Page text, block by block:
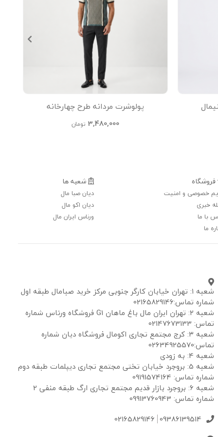
پولوشرت مردانه طرح چهارخانه
3,480,000 تومان
فروشگاه
خصوصی و امنیت
خبری
با ما
ما
شعبه ها
دیان صبا مال
دیان اکو مال
ورناس ایران مال
شعبه ۱: تهران خیابان کارگر جنوبی مرکز خرید صبامال طبقه اول
شماره تماس:02165829146
شعبه ۲: تهران ایران مال باغ ماهان G1 فروشگاه ورناس شماره
تماس: 02147673133
شعبه ۳: کرج مجتمع تجاری اکومال فروشگاه دیان شماره
تماس:02634925570
شعبه 4: به زودی
شعبه 5: بروجرد خیابان تختی مجتمع تجاری دیپلمات طبقه دوم
شماره تماس: 09191574164
شعبه 6: بروجرد بازار قدیم مجتمع تجاری ارگ طبقه منفی 2
شماره تماس: 09913760943
09386139514
02165829146